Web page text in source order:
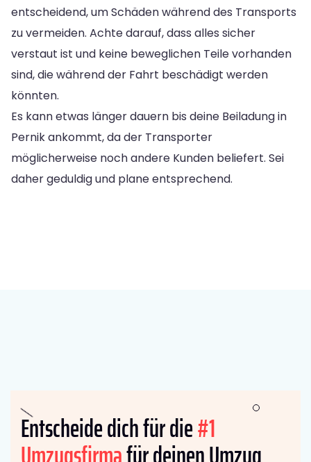
entscheidend, um Schäden während des Transports
zu vermeiden. Achte darauf, dass alles sicher
verstaut ist und keine beweglichen Teile vorhanden
sind, die während der Fahrt beschädigt werden
könnten.
Es kann etwas länger dauern bis deine Beiladung in
Pernik ankommt, da der Transporter
möglicherweise noch andere Kunden beliefert. Sei
daher geduldig und plane entsprechend.
Entscheide dich für die#1